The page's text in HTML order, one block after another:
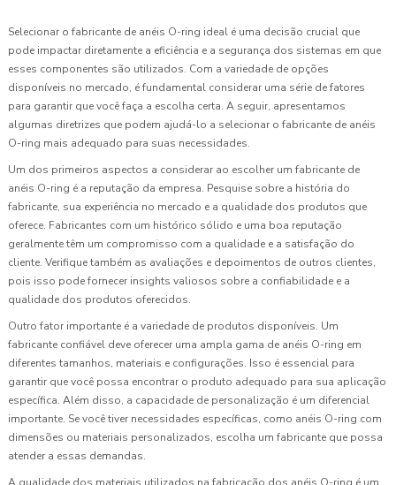
Selecionar o fabricante de anéis O-ring ideal é uma decisão crucial que
pode impactar diretamente a eficiência e a segurança dos sistemas em que
esses componentes são utilizados. Com a variedade de opções
disponíveis no mercado, é fundamental considerar uma série de fatores
para garantir que você faça a escolha certa. A seguir, apresentamos
algumas diretrizes que podem ajudá-lo a selecionar o fabricante de anéis
O-ring mais adequado para suas necessidades.
Um dos primeiros aspectos a considerar ao escolher um fabricante de
anéis O-ring é a reputação da empresa. Pesquise sobre a história do
fabricante, sua experiência no mercado e a qualidade dos produtos que
oferece. Fabricantes com um histórico sólido e uma boa reputação
geralmente têm um compromisso com a qualidade e a satisfação do
cliente. Verifique também as avaliações e depoimentos de outros clientes,
pois isso pode fornecer insights valiosos sobre a confiabilidade e a
qualidade dos produtos oferecidos.
Outro fator importante é a variedade de produtos disponíveis. Um
fabricante confiável deve oferecer uma ampla gama de anéis O-ring em
diferentes tamanhos, materiais e configurações. Isso é essencial para
garantir que você possa encontrar o produto adequado para sua aplicação
específica. Além disso, a capacidade de personalização é um diferencial
importante. Se você tiver necessidades específicas, como anéis O-ring com
dimensões ou materiais personalizados, escolha um fabricante que possa
atender a essas demandas.
A qualidade dos materiais utilizados na fabricação dos anéis O-ring é um